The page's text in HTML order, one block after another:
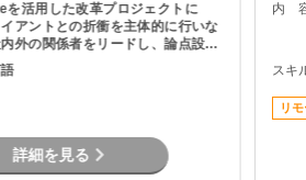
活用した改革プロジェクトに
アントとの折衝を主体的に行いな
外の関係者をリードし、論点設
造化を通じてタスクや意思決定を
だくPMO／戦略コンサルタントポジ
詳細を見る
内
スキ
リ